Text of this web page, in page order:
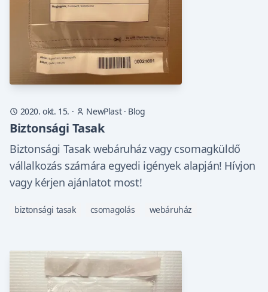
2020. okt. 15. · NewPlast· Blog
Biztonsági Tasak
Biztonsági Tasak webáruház vagy csomagküldő
vállalkozás számára egyedi igények alapján! Hívjon
vagy kérjen ajánlatot most!
biztonsági tasak csomagolás webáruház